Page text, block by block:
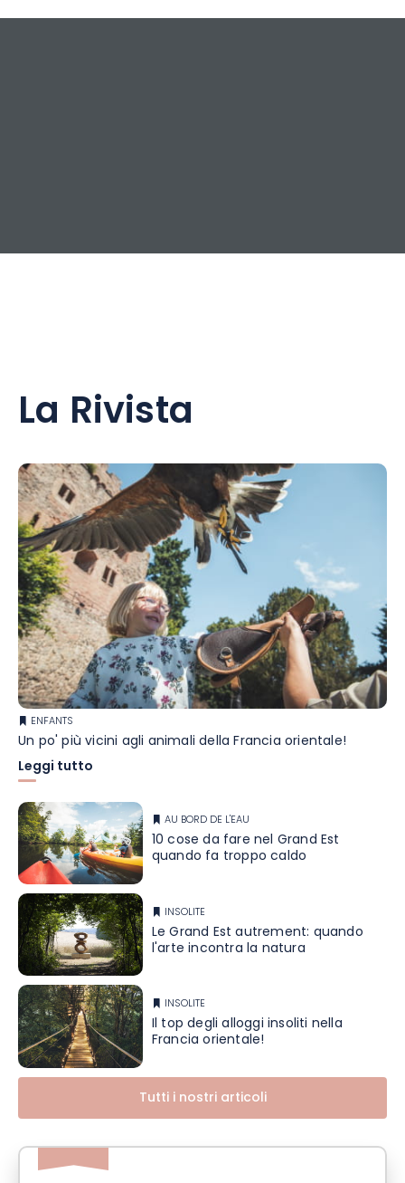
La Rivista
ENFANTS
Un po' più vicini agli animali della Francia orientale!
Leggi tutto
AU BORD DE L'EAU
10 cose da fare nel Grand Est
quando fa troppo caldo
INSOLITE
Le Grand Est autrement: quando
l'arte incontra la natura
INSOLITE
Il top degli alloggi insoliti nella
Francia orientale!
Tutti i nostri articoli